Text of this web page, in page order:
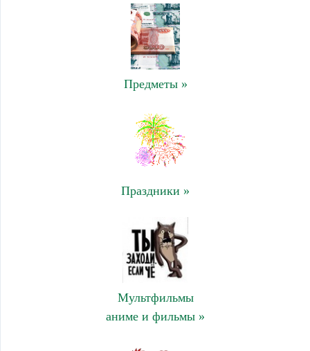
Предметы »
Праздники »
Мультфильмы
аниме и фильмы »